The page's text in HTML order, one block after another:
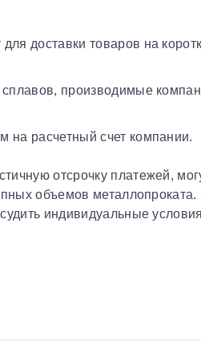
доставки товаров на
производимые
на расчетный счет компании.
отсрочку платежей,
объемов
индивидуальные